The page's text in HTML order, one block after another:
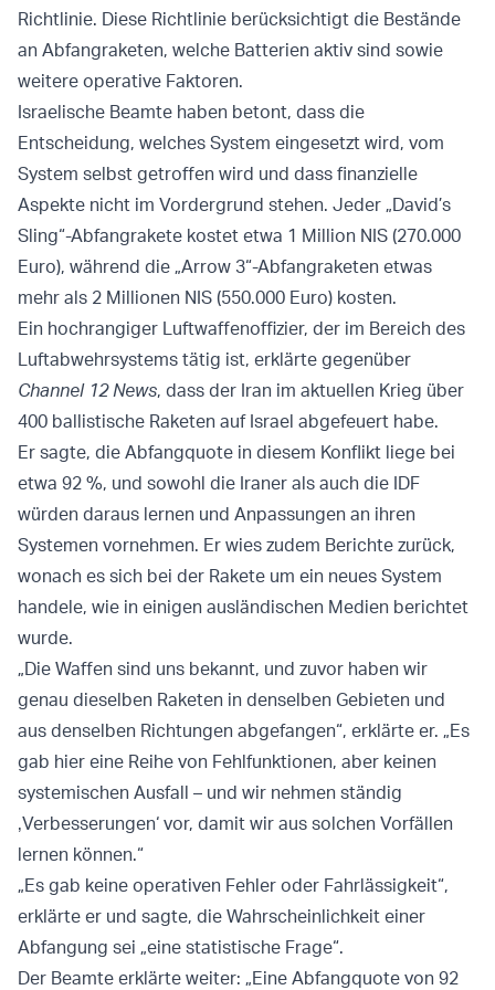
Richtlinie. Diese Richtlinie berücksichtigt die Bestände
an Abfangraketen, welche Batterien aktiv sind sowie
weitere operative Faktoren.
Israelische Beamte haben betont, dass die
Entscheidung, welches System eingesetzt wird, vom
System selbst getroffen wird und dass finanzielle
Aspekte nicht im Vordergrund stehen. Jeder „David’s
Sling“-Abfangrakete kostet etwa 1 Million NIS (270.000
Euro), während die „Arrow 3“-Abfangraketen etwas
mehr als 2 Millionen NIS (550.000 Euro) kosten.
Ein hochrangiger Luftwaffenoffizier, der im Bereich des
Luftabwehrsystems tätig ist, erklärte gegenüber
Channel 12 News, dass der Iran im aktuellen Krieg über
400 ballistische Raketen auf Israel abgefeuert habe.
Er sagte, die Abfangquote in diesem Konflikt liege bei
etwa 92 %, und sowohl die Iraner als auch die IDF
würden daraus lernen und Anpassungen an ihren
Systemen vornehmen. Er wies zudem Berichte zurück,
wonach es sich bei der Rakete um ein neues System
handele, wie in einigen ausländischen Medien berichtet
wurde.
„Die Waffen sind uns bekannt, und zuvor haben wir
genau dieselben Raketen in denselben Gebieten und
aus denselben Richtungen abgefangen“, erklärte er. „Es
gab hier eine Reihe von Fehlfunktionen, aber keinen
systemischen Ausfall – und wir nehmen ständig
‚Verbesserungen‘ vor, damit wir aus solchen Vorfällen
lernen können.“
„Es gab keine operativen Fehler oder Fahrlässigkeit“,
erklärte er und sagte, die Wahrscheinlichkeit einer
Abfangung sei „eine statistische Frage“.
Der Beamte erklärte weiter: „Eine Abfangquote von 92